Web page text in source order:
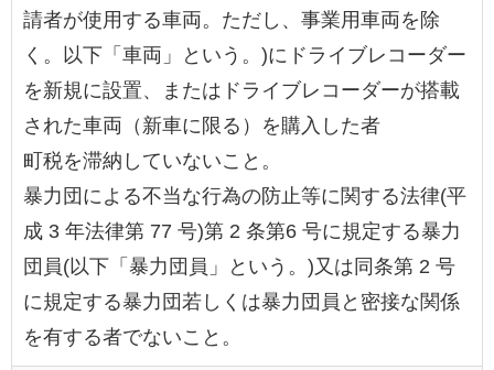
請者が使用する車両。ただし、事業用車両を除
く。以下「車両」という。)にドライブレコーダー
を新規に設置、またはドライブレコーダーが搭載
された車両（新車に限る）を購入した者
町税を滞納していないこと。
暴力団による不当な行為の防止等に関する法律(平
成 3 年法律第 77 号)第 2 条第6 号に規定する暴力
団員(以下「暴力団員」という。)又は同条第 2 号
に規定する暴力団若しくは暴力団員と密接な関係
を有する者でないこと。